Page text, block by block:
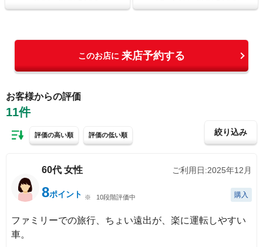
このお店に 来店予約する
お客様からの評価
11件
絞り込み
評価の高い順 評価の低い順
60代 女性 ご利用日:2025年12月
8ポイント 10段階評価中 購入
ファミリーでの旅行、ちょい遠出が、楽に運転しやすい
車。